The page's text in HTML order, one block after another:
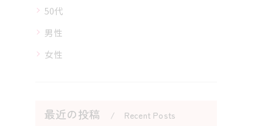
50代
男性
女性
最近の投稿 Recent Posts